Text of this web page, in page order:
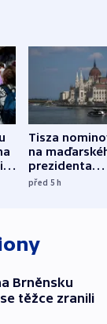
i
Tisza
na
prezidenta
bývalého
před 5h
Brněnsku
těžce zranili